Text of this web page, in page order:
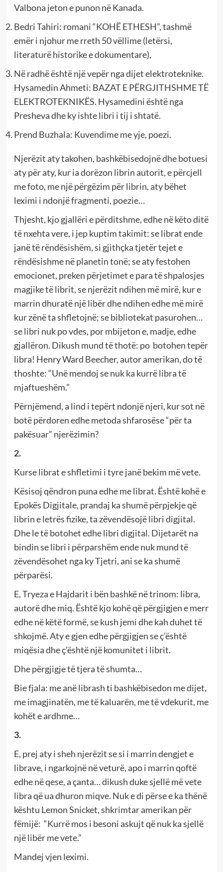
Valbona jeton e punon në Kanada.
Bedri Tahiri: romani “KOHË ETHESH”, tashmë
emër i njohur me rreth 50 vëllime (letërsi,
literaturë historike e dokumentare),
Në radhë është një vepër nga dijet elektroteknike.
Hysamedin Ahmeti: BAZAT E PËRGJITHSHME TË
ELEKTROTEKNIKËS. Hysamedini është nga
Presheva dhe ky ishte libri i tij i shtatë.
Prend Buzhala: Kuvendime me yje, poezi.
Njerëzit aty takohen, bashkëbisedojnë dhe botuesi
aty për aty, kur ia dorëzon librin autorit, e përcjell
me foto, me një përgëzim për librin, aty bëhet
leximi i ndonjë fragmenti, poezie…
Thjesht, kjo gjallëri e përditshme, edhe në këto ditë
të nxehta vere, i jep kuptim takimit: se librat ende
janë të rëndësishëm, si gjithçka tjetër tejet e
rëndësishme në planetin tonë; se aty festohen
emocionet, preken përjetimet e para të shpalosjes
magjike të librit, se njerëzit ndihen më mirë, kur e
marrin dhuratë një libër dhe ndihen edhe më mirë
kur zënë ta shfletojnë; se bibliotekat pasurohen…
se libri nuk po vdes, por mbijeton e, madje, edhe
gjallëron. Dikush mund të thotë: po botohen tepër
libra! Henry Ward Beecher, autor amerikan, do të
thoshte: “Unë mendoj se nuk ka kurrë libra të
mjaftueshëm.”
Përnjëmend, a lind i tepërt ndonjë njeri, kur sot në
botë përdoren edhe metoda shfarosëse “për ta
pakësuar” njerëzimin?
2.
Kurse librat e shfletimi i tyre janë bekim më vete.
Kësisoj qëndron puna edhe me librat. Është kohë e
Epokës Digjitale, prandaj ka shumë përpjekje që
librin e letrës fizike, ta zëvendësojë libri digjital.
Dhe le të botohet edhe libri digjital. Dijetarët na
bindin se libri i përparshëm ende nuk mund të
zëvendësohet nga ky Tjetri, ani se ka shumë
përparësi.
E, Tryeza e Hajdarit i bën bashkë në trinom: libra,
autorë dhe miq. Është kjo kohë që përgjigjen e merr
edhe në këtë formë, se kush jemi dhe kah duhet të
shkojmë. Aty e gjen edhe përgjigjen se ç’është
miqësia dhe ç’është një komunitet i librit.
Dhe përgjigje të tjera të shumta…
Bie fjala: me anë librash ti bashkëbisedon me dijet,
me imagjinatën, me të kaluarën, me të vdekurit, me
kohët e ardhme…
3.
E, prej aty i sheh njerëzit se si i marrin dengjet e
librave, i ngarkojnë në veturë, apo i marrin qoftë
edhe në qese, a çanta… dikush duke sjellë më vete
libra që ua dhuron miqve. Nuk e di përse e ka thënë
kështu Lemon Snicket, shkrimtar amerikan për
fëmijë: “Kurrë mos i besoni askujt që nuk ka sjellë
një libër me vete.”
Mandej vjen leximi.